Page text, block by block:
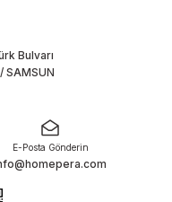
Bulvarı
SAMSUN
E-Posta Gönderin